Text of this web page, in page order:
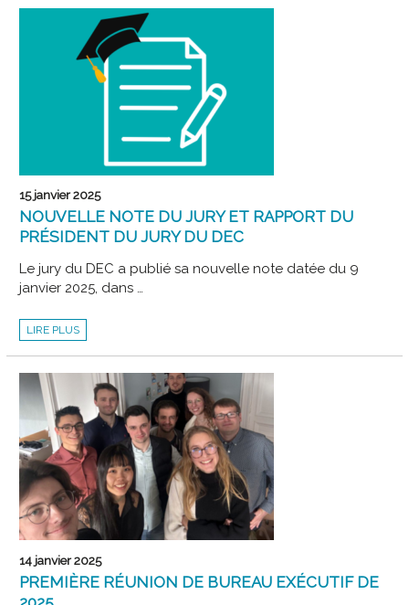
15 janvier 2025
NOUVELLE NOTE DU JURY ET RAPPORT DU
PRÉSIDENT DU JURY DU DEC
Le jury du DEC a publié sa nouvelle note datée du 9
janvier 2025, dans …
NOUVELLE
NOTE
JURY
RAPPORT
DU
PRÉSIDENT
JURY
DU
DEC
LIRE PLUS
14 janvier 2025
PREMIÈRE RÉUNION DE BUREAU EXÉCUTIF DE